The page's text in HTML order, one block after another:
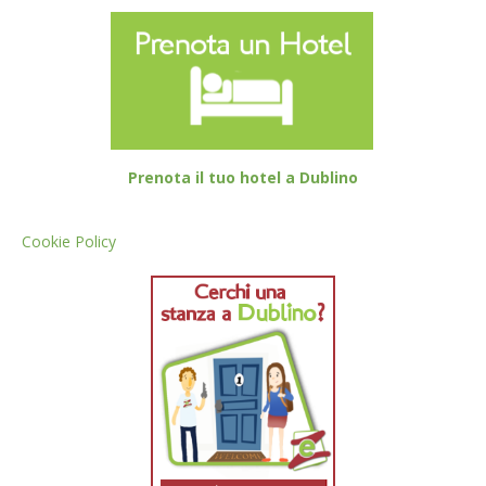
Prenota il tuo hotel a Dublino
Cookie Policy